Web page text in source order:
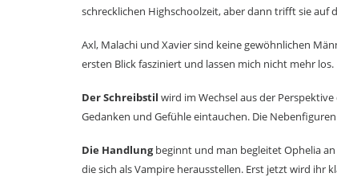
schrecklichen Highschoolzeit, aber dann trifft sie auf
Axl, Malachi und Xavier sind keine gewöhnlichen
ersten Blick fasziniert und lassen mich nicht mehr los.
Der Schreibstil wird im Wechsel aus der
Gedanken und Gefühle eintauchen. Die
Die Handlungbeginnt und man begleitet Ophelia
die sich als Vampire herausstellen. Erst jetzt wird ihr